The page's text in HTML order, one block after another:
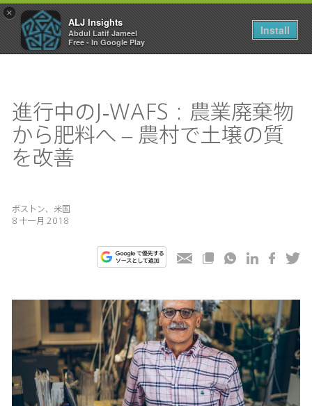
×
ALJ Insights
Abdul Latif Jameel
Free - In Google Play
Install
Toggle
navigation
進行中のJ-WAFS：農業廃棄物
から肥料へ – 農村で土壌の質
を改善
ボストン、米国
8 十一月 2018